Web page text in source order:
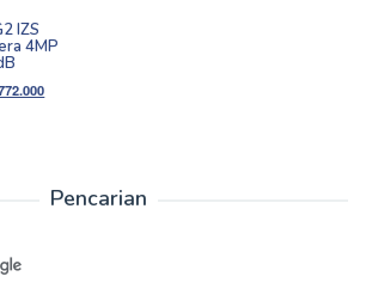
IZS
4MP
Harga
Pencarian